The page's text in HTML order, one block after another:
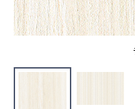
東京ショールーム
大阪ショールーム
お客様サポート
お客様サポート トップ
画像ダウンロード
非住宅案件に関するお問い